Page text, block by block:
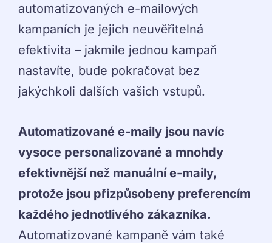
automatizovaných e-mailových
kampaních je jejich neuvěřitelná
efektivita – jakmile jednou kampaň
nastavíte, bude pokračovat bez
jakýchkoli dalších vašich vstupů.
Automatizované e-maily jsou navíc
vysoce personalizované a mnohdy
efektivnější než manuální e-maily,
protože jsou přizpůsobeny preferencím
každého jednotlivého zákazníka.
Automatizované kampaně vám také